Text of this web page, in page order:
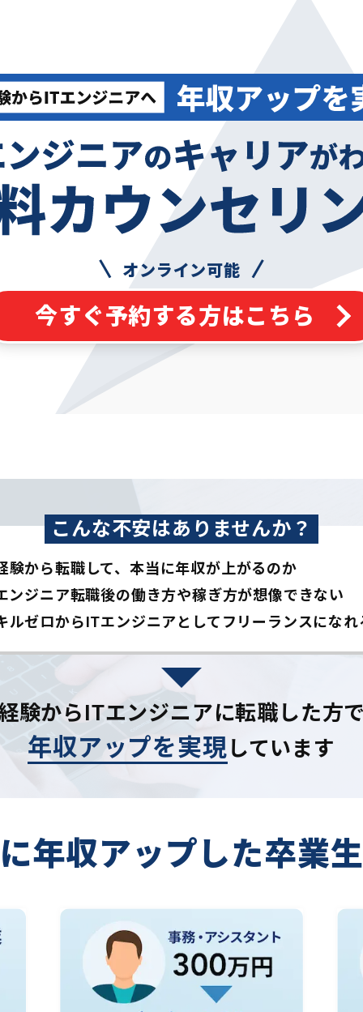
オンライン可能
今すぐ予約する方はこちら
こんな不安はありませんか？
験から転職して、本当に年収が上がるのか
ンジニア転職後の働き方や稼ぎ方が想像できない
ルゼロからITエンジニアとして フリーランスにな
験からITエンジニアに転職した方
年収アップを実現 しています
年収アップした卒業